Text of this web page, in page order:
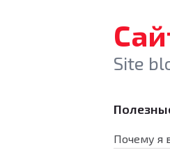
Site
Почему я